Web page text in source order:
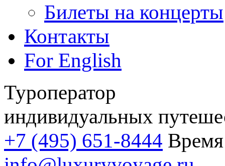
Билеты на концерты
Контакты
For English
Туроператор
индивидуальных
+7 (495) 651-8444